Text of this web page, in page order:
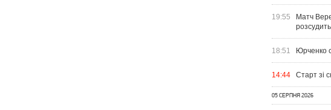
19:55
Матч
18:51 Юрченко
14:44 Старт зі
05 СЕРПНЯ 2026